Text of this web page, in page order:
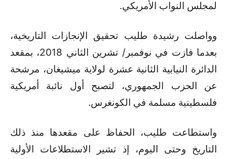
لمجلس النواب الأمريكي.
وواصلت رشيدة طليب تحقيق الإنجازات التاريخية،
بعدما فازت في نوفمبر/ تشرين الثاني 2018، بمقعد
الدائرة النيابية الثانية عشرة لولاية ميشيغان، مرشحة
عن الحزب الجمهوري، لتصبح أول نائبة أمريكية
فلسطينية مسلمة في الكونغرس.
واستطاعت طليب، الحفاظ على مقعدها منذ ذلك
التاريخ وحتى اليوم، إذ تشير الاستطلاعات الأولية